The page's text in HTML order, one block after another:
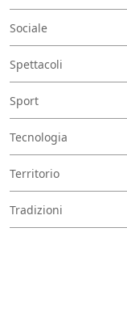
Sociale
Spettacoli
Sport
Tecnologia
Territorio
Tradizioni